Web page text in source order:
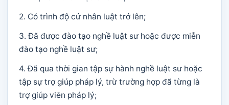
2. Có trình độ cử nhân luật trở lên;
3. Đã được đào tạo nghề luật sư hoặc được miễn
đào tạo nghề luật sư;
4. Đã qua thời gian tập sự hành nghề luật sư hoặc
tập sự trợ giúp pháp lý, trừ trường hợp đã từng là
trợ giúp viên pháp lý;